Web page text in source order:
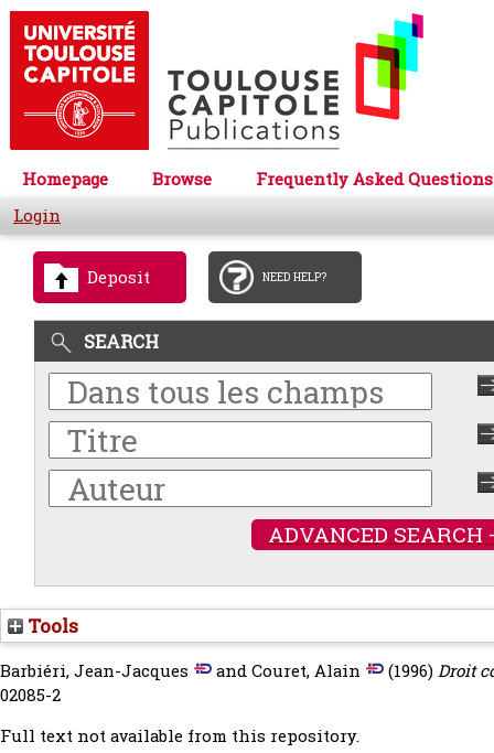
Homepage Browse
Frequently Asked Questions
Login
Deposit NEED HELP?
SEARCH
ADVANCED SEARCH
Tools
Barbiéri, Jean-Jacques andCouret, Alain (1996)Droit
02085-2
Full text not available from this repository.